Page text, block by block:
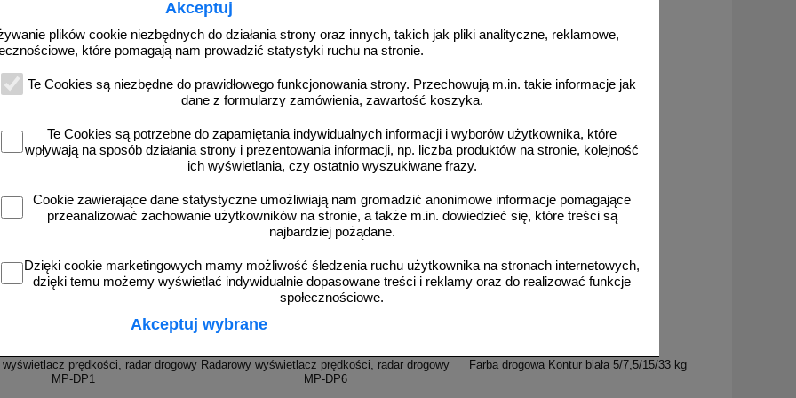
Akceptuj
plików cookie niezbędnych do działania strony oraz innych, takich jak pliki analityczne, reklamowe,
które pomagają nam prowadzić statystyki ruchu na stronie.
Te Cookies są niezbędne do prawidłowego funkcjonowania strony. Przechowują m.in. takie informacje jak
dane z formularzy zamówienia, zawartość koszyka.
Te Cookies są potrzebne do zapamiętania indywidualnych informacji i wyborów użytkownika, które
wpływają na sposób działania strony i prezentowania informacji, np. liczba produktów na stronie, kolejność
ich wyświetlania, czy ostatnio wyszukiwane frazy.
Cookie zawierające dane statystyczne umożliwiają nam gromadzić anonimowe informacje pomagające
przeanalizować zachowanie użytkowników na stronie, a także m.in. dowiedzieć się, które treści są
najbardziej pożądane.
Dzięki cookie marketingowych mamy możliwość śledzenia ruchu użytkownika na stronach internetowych,
dzięki temu możemy wyświetlać indywidualnie dopasowane treści i reklamy oraz do realizować funkcje
społecznościowe.
Akceptuj wybrane
wyświetlacz prędkości, radar drogowy
MP-DP1
Radarowy wyświetlacz prędkości, radar drogowy
MP-DP6
Farba drogowa Kontur biała 5/7,5/15/33 kg